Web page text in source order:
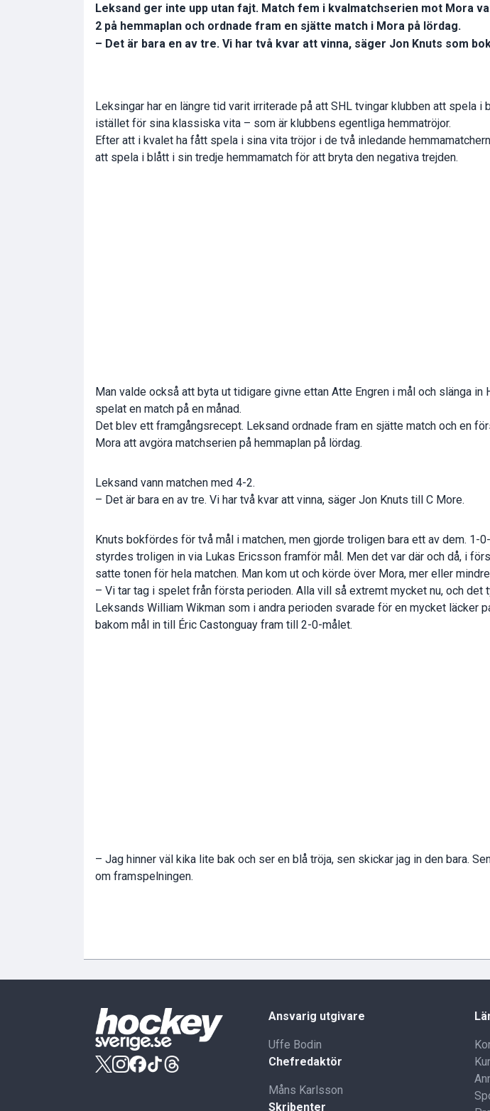
Leksand ger inte upp utan fajt. Match fem i kvalmatchserien mot Mora
2 på hemmaplan och ordnade fram en sjätte match i Mora på lördag.
– Det är bara en av tre. Vi har två kvar att vinna, säger Jon Knuts som
Leksingar har en längre tid varit irriterade på att SHL tvingar klubben att spela i
istället för sina klassiska vita – som är klubbens egentliga hemmatröjor.
Efter att i kvalet ha fått spela i sina vita tröjor i de två inledande
att spela i blått i sin tredje hemmamatch för att bryta den negativa trejden.
Man valde också att byta ut tidigare givne ettan Atte Engren i mål och slänga in
spelat en match på en månad.
Det blev ett framgångsrecept. Leksand ordnade fram en sjätte match och en
Mora att avgöra matchserien på hemmaplan på lördag.
Leksand vann matchen med 4-2.
– Det är bara en av tre. Vi har två kvar att vinna, säger Jon Knuts till C More.
Knuts bokfördes för två mål i matchen, men gjorde troligen bara ett av dem. 1-
styrdes troligen in via Lukas Ericsson framför mål. Men det var där och då, i
satte tonen för hela matchen. Man kom ut och körde över Mora, mer eller
– Vi tar tag i spelet från första perioden. Alla vill så extremt mycket nu, och det
Leksands William Wikman som i andra perioden svarade för en mycket läcker
bakom mål in till Éric Castonguay fram till 2-0-målet.
– Jag hinner väl kika lite bak och ser en blå tröja, sen skickar jag in den bara.
om framspelningen.
Ansvarig utgivare
Uffe Bodin
Chefredaktör
Måns Karlsson
Skribenter